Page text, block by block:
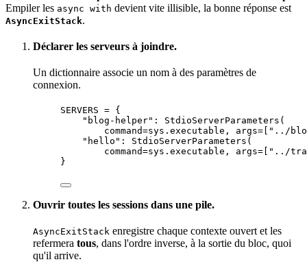
Empiler les async with devient vite illisible, la bonne réponse est
AsyncExitStack.
Déclarer les serveurs à joindre.
Un dictionnaire associe un nom à des paramètres de
connexion.
SERVERS = {
" blog-helper" : StdioServerParameters (
command=sys.executable , args= " ../
" hello " : StdioServerParameters (
command=sys.executable , args= " ../
}
Ouvrir toutes les sessions dans une pile.
AsyncExitStack enregistre chaque contexte ouvert et les
refermera tous, dans l'ordre inverse, à la sortie du bloc, quoi
qu'il arrive.